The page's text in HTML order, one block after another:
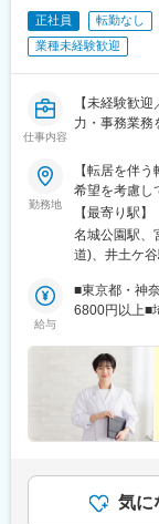
阪府・阪神
大宮駅、九条
駅、下板橋
駅、恵比寿駅
阪梅田駅(阪
阪府)、清水
猿猴橋町駅
交差点駅
正社員 転勤なし
業種未経験歓迎
仕事内容
【未経験歓
力・事務業務
勤務地
【転居を伴
希望を考慮し
山形県、福
奈川県、岐阜
阪府、兵庫県
社】東京都千
策：あり
【最寄り駅】
名城公園駅、
道)、井土ケ
駅、住之江公
(大阪府)、弥
阪府)、今羽
川町駅(埼玉
駅、小田急
高根木戸駅、
県)、新居町
駅、小林駅(
割駅、東海
久地駅、宿
給与
■東京都・神
6800円以上■
18万7200円
万2400円以
阜県・長野
上■山形県・
以上※月給額
気に